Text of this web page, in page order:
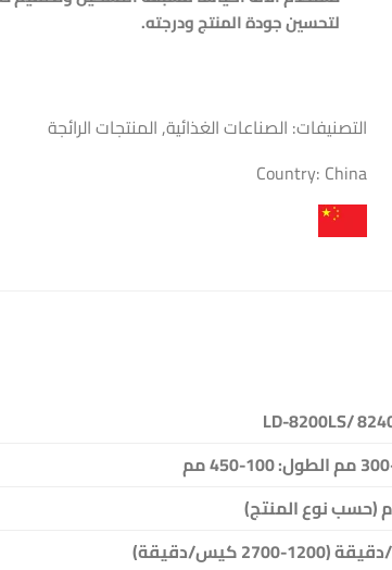
لتحسين جودة المنتج ودرجته.
التصنيفات: الصناعات الغذائية,المنتجات الرائجة
Country: China
LD-8200LS/